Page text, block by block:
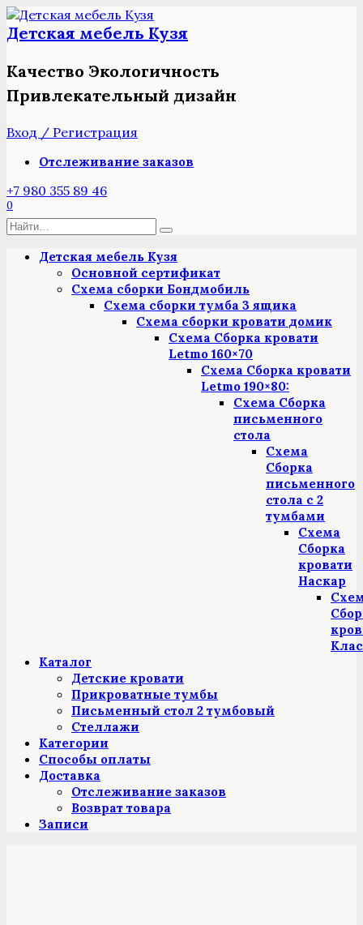
Перейти
к
содержанию
Детская мебель Кузя
Качество Экологичность
Привлекательный дизайн
Вход / Регистрация
Отслеживание заказов
+7 980 355 89 46
0
Search
Детская мебель Кузя
Основной сертификат
Схема сборки Бондмобиль
Схема сборки тумба 3 ящика
Схема сборки кровати домик
Схема Сборка кровати
Letmo 160×70
Схема Сборка кровати
Letmo 190×80:
Схема Сборка
письменного
стола
Схема
Сборка
письменного
стола с 2
тумбами
Схема
Сборка
кровати
Наскар
Каталог
Детские кровати
Прикроватные тумбы
Письменный стол 2 тумбовый
Стеллажи
Категории
Способы оплаты
Доставка
Отслеживание заказов
Возврат товара
Записи